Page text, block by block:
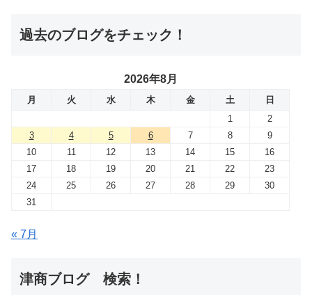
過去のブログをチェック！
2026年8月
月 火 水 木 金 土
日
1
2
3
4 5 6 7 8
9
10
11 12 13 14 15
16
17
18 19 20 21 22
23
24
25 26 27 28 29
30
31
« 7月
津商ブログ 検索！